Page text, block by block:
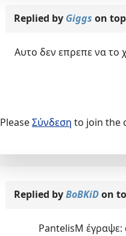
Replied by Giggs on
Αυτο δεν επρεπε να το
PleaseΣύνδεση to join the
Replied byBoBKiDon
PantelisM έγραψε: